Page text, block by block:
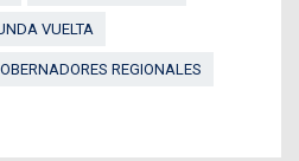
VUELTA
REGIONALES